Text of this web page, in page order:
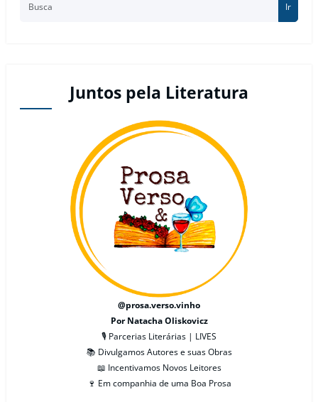
Ir
Juntos pela Literatura
@prosa.verso.vinho
Por Natacha Oliskovicz
🎙 Parcerias Literárias | LIVES
📚 Divulgamos Autores e suas Obras
📖 Incentivamos Novos Leitores
🍷 Em companhia de uma Boa Prosa